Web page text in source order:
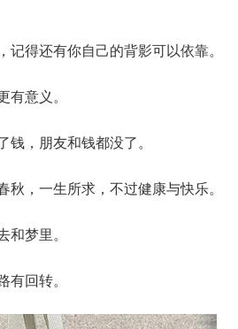
记得还有你自己的背影可以依靠。
意义。
，朋友和钱都没了。
，一生所求，不过健康与快乐。
梦里。
回转。